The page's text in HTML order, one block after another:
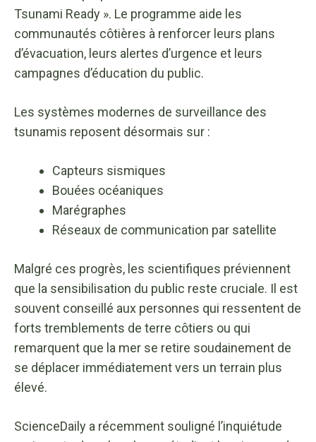
Tsunami Ready ». Le programme aide les
communautés côtières à renforcer leurs plans
d’évacuation, leurs alertes d’urgence et leurs
campagnes d’éducation du public.
Les systèmes modernes de surveillance des
tsunamis reposent désormais sur :
Capteurs sismiques
Bouées océaniques
Marégraphes
Réseaux de communication par satellite
Malgré ces progrès, les scientifiques préviennent
que la sensibilisation du public reste cruciale. Il est
souvent conseillé aux personnes qui ressentent de
forts tremblements de terre côtiers ou qui
remarquent que la mer se retire soudainement de
se déplacer immédiatement vers un terrain plus
élevé.
ScienceDaily a récemment souligné l’inquiétude